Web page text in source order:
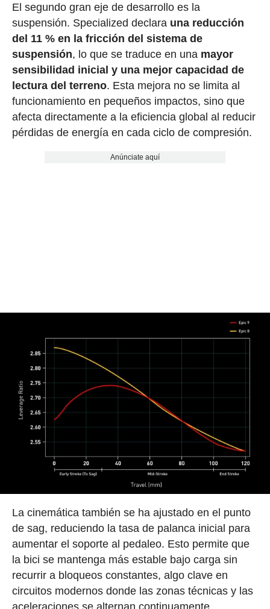
El segundo gran eje de desarrollo es la
suspensión. Specialized declara una reducción
del 11 % en la fricción del sistema de
suspensión, lo que se traduce en una mayor
sensibilidad inicial y una mejor capacidad de
lectura del terreno. Esta mejora no se limita al
funcionamiento en pequeños impactos, sino que
afecta directamente a la eficiencia global al reducir
pérdidas de energía en cada ciclo de compresión.
Anúnciate aquí
La cinemática también se ha ajustado en el punto
de sag, reduciendo la tasa de palanca inicial para
aumentar el soporte al pedaleo. Esto permite que
la bici se mantenga más estable bajo carga sin
recurrir a bloqueos constantes, algo clave en
circuitos modernos donde las zonas técnicas y las